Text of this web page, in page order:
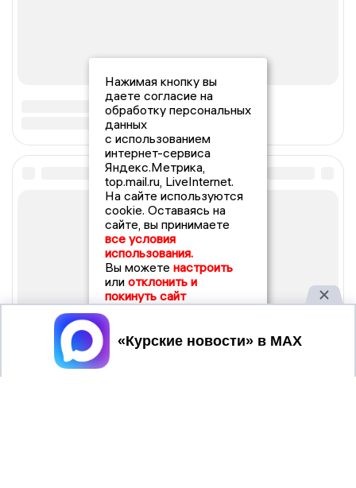
Нажимая кнопку вы
даете согласие на
обработку персональных
данных
с использованием
интернет-сервиса
Яндекс.Метрика,
top.mail.ru, LiveInternet.
На сайте используются
cookie. Оставаясь на
сайте, вы принимаете
все условия
использования.
Вы можете настроить
или отклонить и
покинуть сайт
Принять